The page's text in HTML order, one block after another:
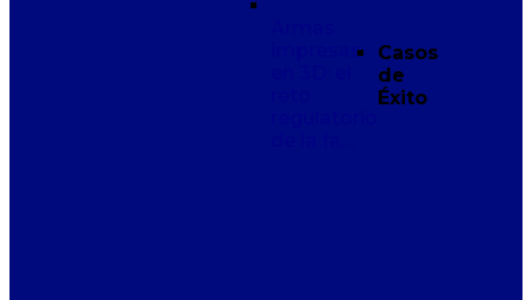
impresas
Casos
de
Éxito